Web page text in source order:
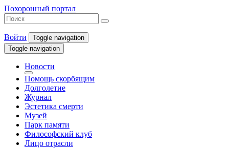
Похоронный портал
Войти
Toggle navigation
Toggle navigation
Новости
Помощь скорбящим
Долголетие
Журнал
Эстетика смерти
Музей
Парк памяти
Философский клуб
Лицо отрасли